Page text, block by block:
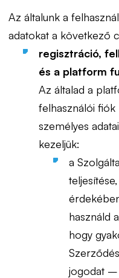
Az általunk a
adatokat a következő
regisztráció,
és a platform
Az általad a
felhasználói
személyes
kezeljük:
a
használd
hogy
jogodat –